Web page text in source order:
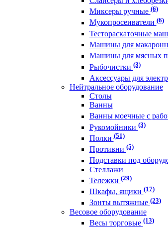
Миксеры ручные(6)
Мукопросеиватели(6)
Тестораскаточные
Машины для
Машины для мясных
Рыбочистки(3)
Аксессуары для
Нейтральное оборудование
Столы
Ванны
Ванны моечные с
Рукомойники(3)
Полки(51)
Противни(5)
Подставки под
Стеллажи
Тележки(29)
Шкафы, ящики(17)
Зонты вытяжные(23)
Весовое оборудование
Весы торговые(13)